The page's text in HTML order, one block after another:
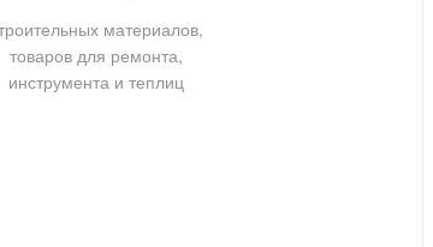
материалов,
товаров для ремонта,
инструмента и теплиц